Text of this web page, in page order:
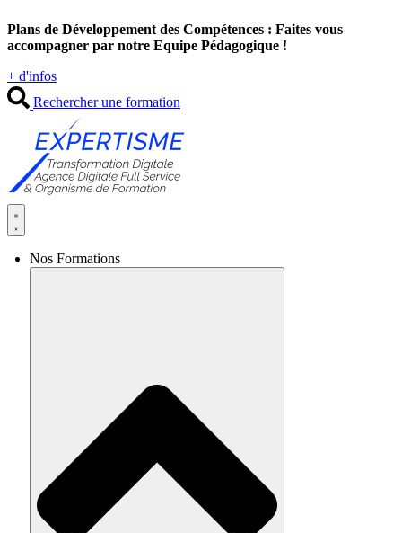
au
contenu
Plans de Développement des Compétences : Faites vous
accompagner par notre Equipe Pédagogique !
+ d'infos
Rechercher une formation
Nos Formations